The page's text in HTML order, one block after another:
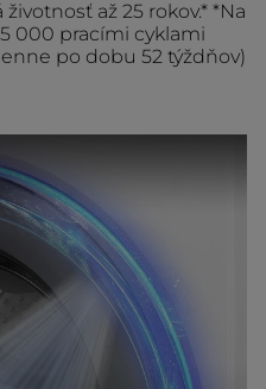
až 25 rokov.* *Na
000 pracími cyklami
po dobu 52 týždňov)